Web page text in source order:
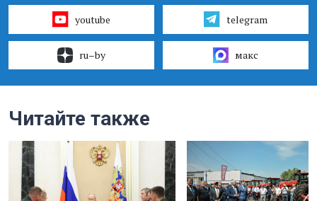
youtube telegram
ru–by макс
Читайте также